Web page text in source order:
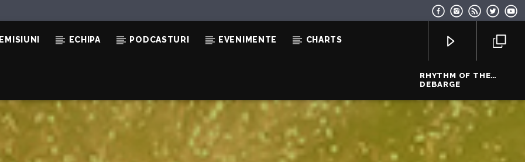
EMISIUNI ECHIPA PODCASTURI EVENIMENTE CHARTS
RHYTHM OF THE
NIGHT
DEBARGE